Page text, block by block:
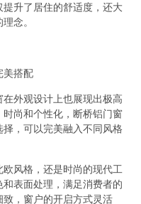
升了居住的舒适度，还大
念。
美搭配
外观设计上也展现出极高
尚和个性化，断桥铝门窗
，可以完美融入不同风格
风格，还是时尚的现代工
表面处理，满足消费者的
，窗户的开启方式灵活